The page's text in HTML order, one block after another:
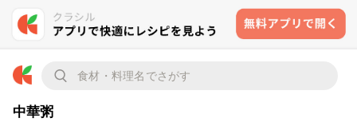
中華粥